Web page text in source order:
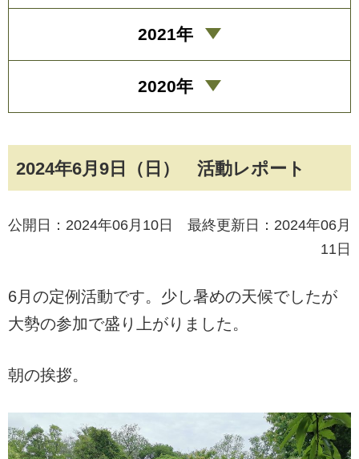
2024年6月9日（日） 活動レポート
公開日：2024年06月10日 最終更新日：2024年06月
11日
6月の定例活動です。少し暑めの天候でしたが
大勢の参加で盛り上がりました。
朝の挨拶。
2021年
2020年